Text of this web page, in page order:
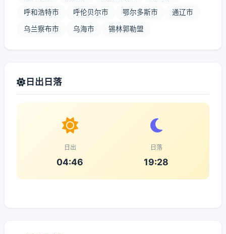
呼和浩特市 呼伦贝尔市 鄂尔多斯市 通辽市
乌兰察布市 乌海市 锡林郭勒盟
日出日落
日出
04:46
日落
19:28